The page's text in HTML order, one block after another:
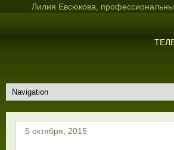
Лилия Евсюкова,
5 октября, 2015